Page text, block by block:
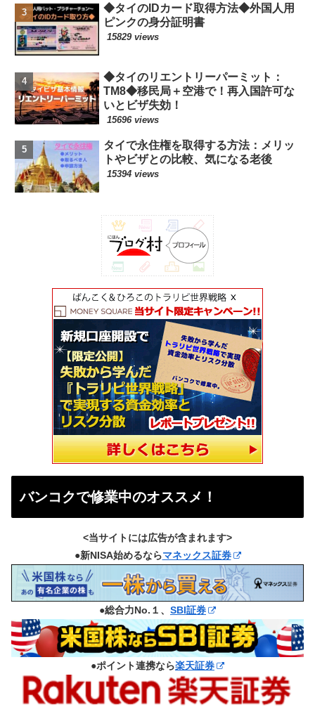
◆タイのIDカード取得方法◆外国人用
ピンクの身分証明書
15829 views
◆タイのリエントリーパーミット：
TM8◆移民局＋空港で！再入国許可な
いとビザ失効！
15696 views
タイで永住権を取得する方法：メリッ
トやビザとの比較、気になる老後
15394 views
バンコクで修業中のオススメ！
<当サイトには広告が含まれます>
●新NISA始めるならマネックス証券
●総合力No.１、 SBI証券
●ポイント連携なら楽天証券